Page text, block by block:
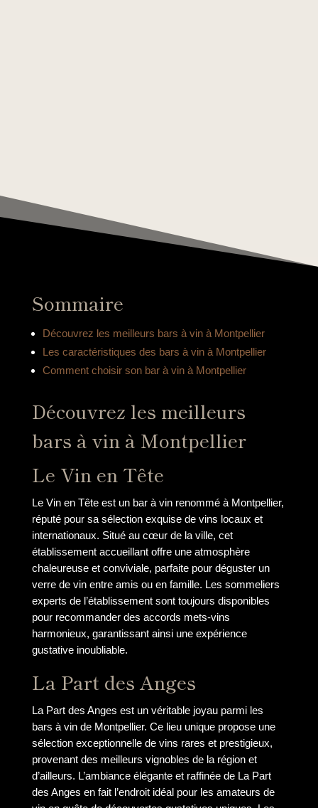
Sommaire
Découvrez les meilleurs bars à vin à Montpellier
Les caractéristiques des bars à vin à Montpellier
Comment choisir son bar à vin à Montpellier
Découvrez les meilleurs
bars à vin à Montpellier
Le Vin en Tête
Le Vin en Tête est un bar à vin renommé à Montpellier,
réputé pour sa sélection exquise de vins locaux et
internationaux. Situé au cœur de la ville, cet
établissement accueillant offre une atmosphère
chaleureuse et conviviale, parfaite pour déguster un
verre de vin entre amis ou en famille. Les sommeliers
experts de l’établissement sont toujours disponibles
pour recommander des accords mets-vins
harmonieux, garantissant ainsi une expérience
gustative inoubliable.
La Part des Anges
La Part des Anges est un véritable joyau parmi les
bars à vin de Montpellier. Ce lieu unique propose une
sélection exceptionnelle de vins rares et prestigieux,
provenant des meilleurs vignobles de la région et
d’ailleurs. L’ambiance élégante et raffinée de La Part
des Anges en fait l’endroit idéal pour les amateurs de